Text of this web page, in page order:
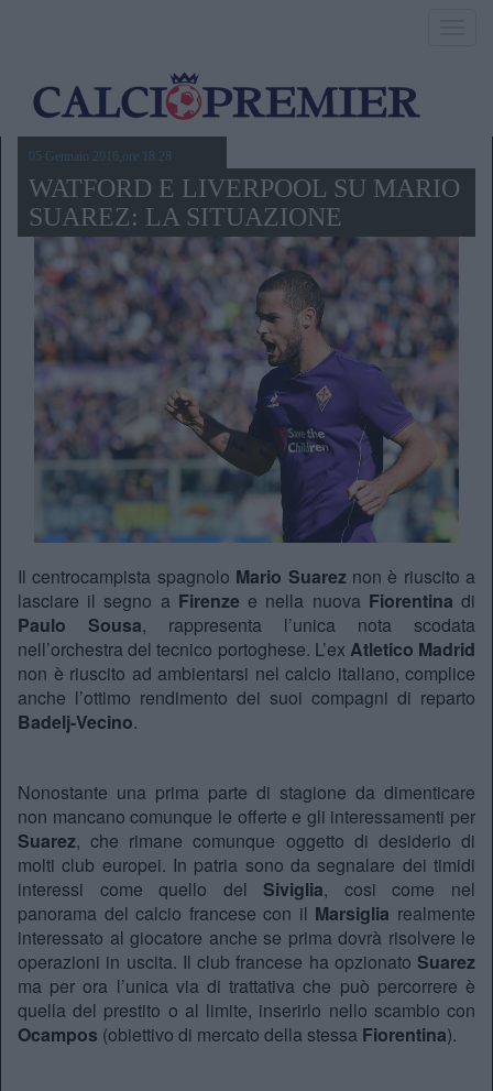
05 Gennaio 2016,ore 18.28
WATFORD E LIVERPOOL SU MARIO
SUAREZ: LA SITUAZIONE
Il centrocampista spagnolo Mario Suareznon è riuscito a
lasciare il segno a Firenze e nella nuova Fiorentina di
Paulo Sousa, rappresenta l’unica nota scodata
nell’orchestra del tecnico portoghese. L’ex Atletico Madrid
non è riuscito ad ambientarsi nel calcio italiano, complice
anche l’ottimo rendimento dei suoi compagni di reparto
Badelj-Vecino.
Nonostante una prima parte di stagione da dimenticare
non mancano comunque le offerte e gli interessamenti per
Suarez, che rimane comunque oggetto di desiderio di
molti club europei. In patria sono da segnalare dei timidi
interessi come quello del Siviglia, cosi come nel
panorama del calcio francese con il Marsiglia realmente
interessato al giocatore anche se prima dovrà risolvere le
operazioni in uscita. Il club francese ha opzionato Suarez
ma per ora l’unica via di trattativa che può percorrere è
quella del prestito o al limite, inserirlo nello scambio con
Ocampos (obiettivo di mercato della stessa Fiorentina).